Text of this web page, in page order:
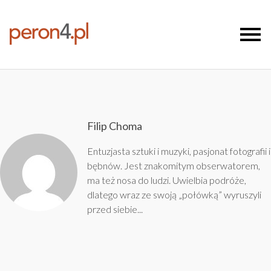
Filip Choma
Entuzjasta sztuki i muzyki, pasjonat fotografii i
bębnów. Jest znakomitym obserwatorem,
ma też nosa do ludzi. Uwielbia podróże,
dlatego wraz ze swoją „połówką” wyruszyli
przed siebie...